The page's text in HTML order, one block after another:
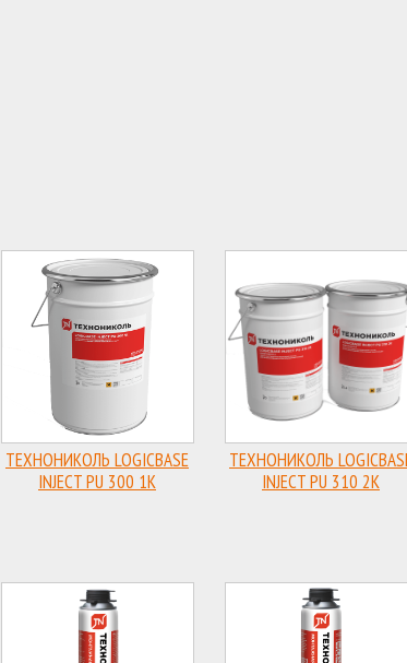
ТЕХНОНИКОЛЬ LOGICBASE
INJECT PU 300 1K
ТЕХНОНИКОЛЬ
INJECT PU 310 2K